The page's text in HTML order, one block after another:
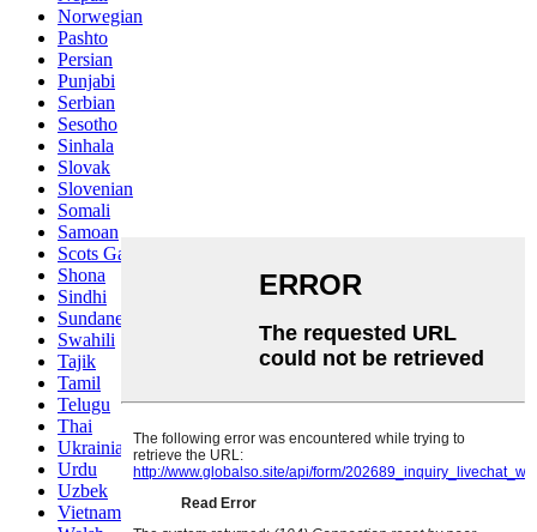
Norwegian
Pashto
Persian
Punjabi
Serbian
Sesotho
Sinhala
Slovak
Slovenian
Somali
Samoan
Scots Gaelic
Shona
Sindhi
Sundanese
Swahili
Tajik
Tamil
Telugu
Thai
Ukrainian
Urdu
Uzbek
Vietnamese